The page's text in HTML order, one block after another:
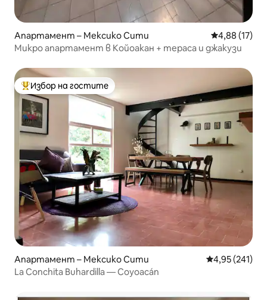
Апартамент – Мексико Сити Средна
4,88 (17)
Микро апартамент в Койоакан + тераса и джакузи
Най-популярен избор на гостите
Избор на гостите
Апартамент – Мексико Сити Средна
4,95 (241)
La Conchita Buhardilla — Coyoacán